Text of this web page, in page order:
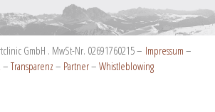
GmbH . MwSt-Nr. 02691760215 – Impressum –
– Transparenz – Partner– Whistleblowing